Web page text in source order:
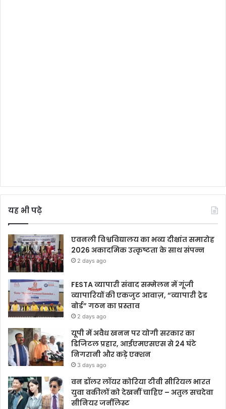
यह भी पढ़े
एवनली विश्वविद्यालय का भव्य दीक्षांत समारोह
2026 अकादमिक उत्कृष्टता के साथ संपन्न
2 days ago
FESTA व्यापारी संवाद सम्मेलन में गूंजी
व्यापारियों की एकजुट आवाज़, “व्यापारी ट्रेड
बोर्ड” गठन का प्रस्ताव
2 days ago
यूपी में अवैध खनन पर योगी सरकार का
डिजिटल प्रहार, आईएमएसएस से 24 घंटे
निगरानी और कड़े एक्शन
3 days ago
वन डॉलर लॉयर कोरिया टीवी सीरियल भारत
युवा वकीलों को देखनीं चाहिए – अतुल सचदेवा
सीनियर जर्नलिस्ट